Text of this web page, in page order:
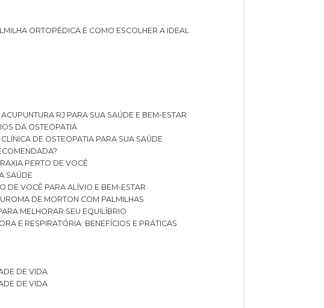
ORTOPÉDICA E COMO ESCOLHER A IDEAL
ACUPUNTURA RJ PARA SUA SAÚDE E BEM-ESTAR
DA OSTEOPATIA
DE OSTEOPATIA PARA SUA SAÚDE
PERTO DE VOCÊ
SAÚDE
DE VOCÊ PARA ALÍVIO E BEM-ESTAR
DE MORTON COM PALMILHAS
MELHORAR SEU EQUILÍBRIO
E RESPIRATÓRIA: BENEFÍCIOS E PRÁTICAS
DE VIDA
DE VIDA